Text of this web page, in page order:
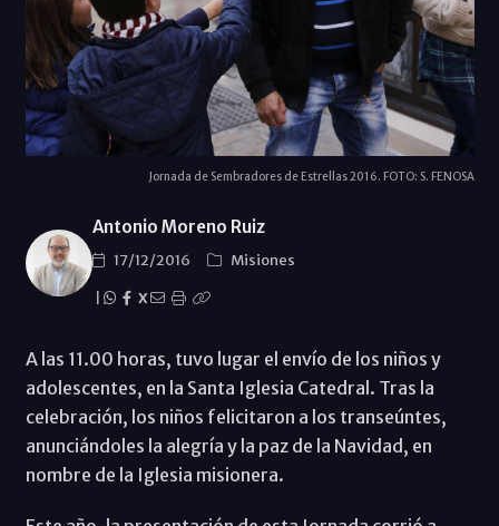
Jornada de Sembradores de Estrellas 2016. FOTO: S. FENOSA
Antonio Moreno Ruiz
17/12/2016
Misiones
X
A las 11.00 horas, tuvo lugar el envío de los niños y
adolescentes, en la Santa Iglesia Catedral. Tras la
celebración, los niños felicitaron a los transeúntes,
anunciándoles la alegría y la paz de la Navidad, en
nombre de la Iglesia misionera.